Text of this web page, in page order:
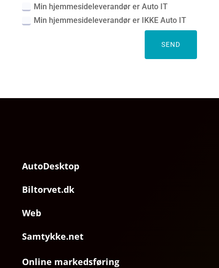
Min hjemmesideleverandør er Auto IT
Min hjemmesideleverandør er IKKE Auto IT
SEND
AutoDesktop
Biltorvet.dk
Web
Samtykke.net
Online markedsføring